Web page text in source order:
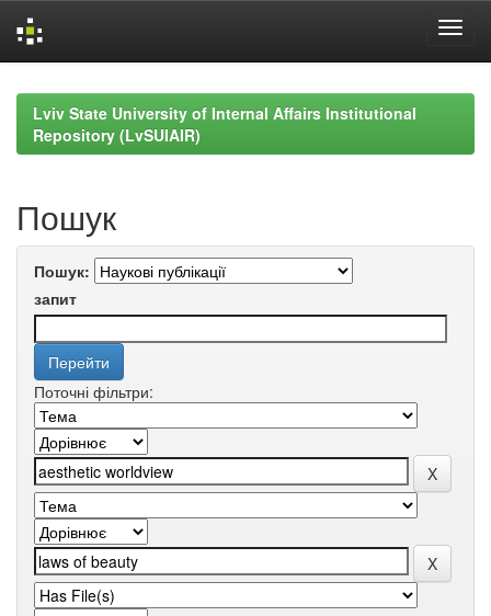
navigationLviv State University of Internal Affairs Institutional
Repository (LvSUIAIR)
Пошук
Пошук:
запит
Поточні фільтри: